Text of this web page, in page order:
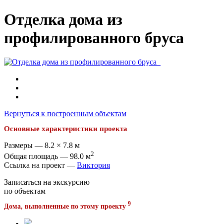
Отделка дома из
профилированного бруса
Вернуться к построенным объектам
Основные характеристики проекта
Размеры — 8.2 × 7.8 м
Общая площадь — 98.0 м2
Ссылка на проект — Виктория
Записаться на экскурсию
по объектам
Дома, выполненные по этому проекту 9